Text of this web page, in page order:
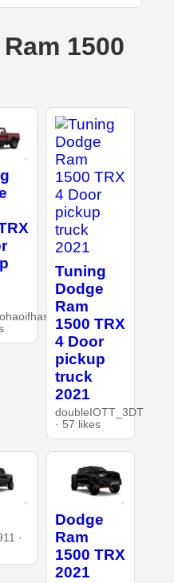
1500
Tuning
Dodge
Ram
1500 TRX
4 Door
pickup
truck
2021
doubleIOTT_3DT
· 57 likes
·
Dodge
Ram
1500 TRX
2021